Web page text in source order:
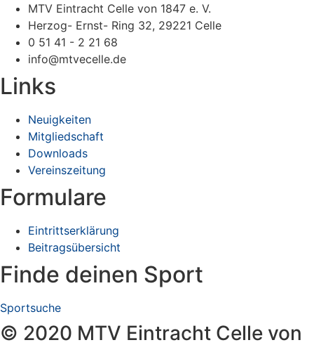
MTV Eintracht Celle von 1847 e. V.
Herzog- Ernst- Ring 32, 29221 Celle
0 51 41 - 2 21 68
info@mtvecelle.de
Links
Neuigkeiten
Mitgliedschaft
Downloads
Vereinszeitung
Formulare
Eintrittserklärung
Beitragsübersicht
Finde deinen Sport
Sportsuche
© 2020 MTV Eintracht Celle von